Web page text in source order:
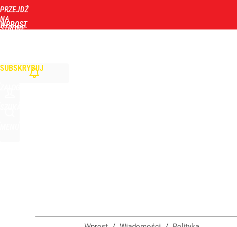
PRZEJDŹ
NA
STRONĘ
WPROST
SUBSKRYBUJ
dodaj